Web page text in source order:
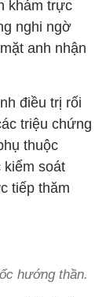
khám trực
nghi ngờ
anh nhận
điều trị rối
triệu chứng
thuộc
soát
tiếp thăm
hướng thần.